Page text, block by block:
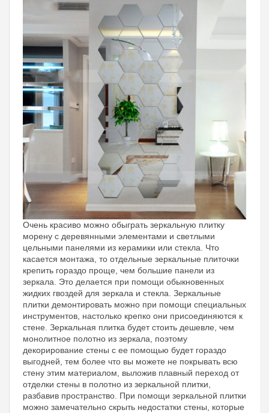
Очень красиво можно обыграть зеркальную плитку
морену с деревянными элементами и светлыми
цельными панелями из керамики или стекла. Что
касается монтажа, то отдельные зеркальные плиточки
крепить гораздо проще, чем большие панели из
зеркала. Это делается при помощи обыкновенных
жидких гвоздей для зеркала и стекла. Зеркальные
плитки демонтировать можно при помощи специальных
инструментов, настолько крепко они присоединяются к
стене. Зеркальная плитка будет стоить дешевле, чем
монолитное полотно из зеркала, поэтому
декорирование стены с ее помощью будет гораздо
выгодней, тем более что вы можете не покрывать всю
стену этим материалом, выложив плавный переход от
отделки стены в полотно из зеркальной плитки,
разбавив пространство. При помощи зеркальной плитки
можно замечательно скрыть недостатки стены, которые